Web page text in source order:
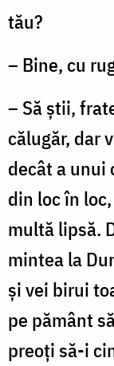
tău?
– Bine, cu
– Să ştii,
călugăr, dar
decât a unui
din loc în
multă lipsă.
mintea la
şi vei birui
pe pământ
preoţi să-i